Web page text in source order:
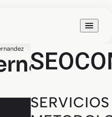
SERVICIOS
›
·